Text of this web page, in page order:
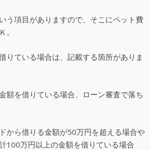
う項目がありますので、そこにペット費
。
りている場合は、記載する箇所がありま
額を借りている場合、ローン審査で落ち
から借りる金額が50万円を超える場合や
100万円以上の金額を借りている場合